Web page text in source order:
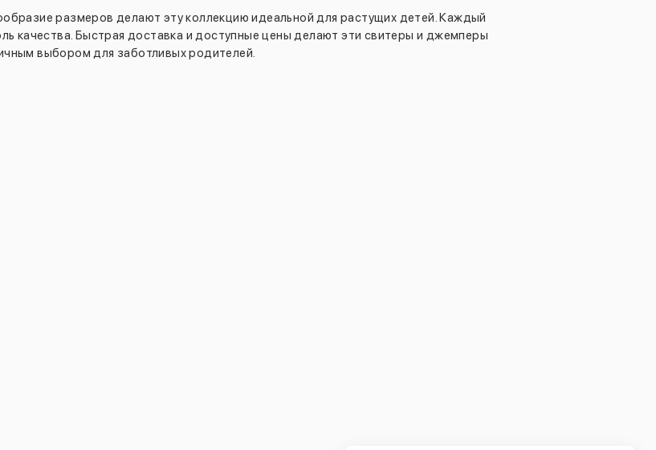
размеров делают эту коллекцию идеальной для растущих детей. Каждый
качества. Быстрая доставка и доступные цены делают эти свитеры и джемперы
выбором для заботливых родителей.